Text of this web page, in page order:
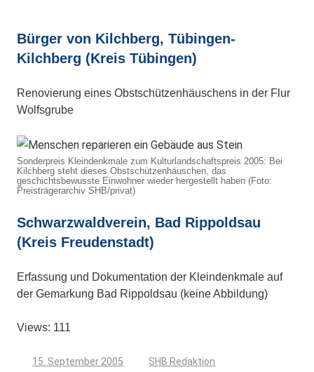
Bürger von Kilchberg, Tübingen-
Kilchberg (Kreis Tübingen)
Renovierung eines Obstschützenhäuschens in der Flur
Wolfsgrube
Sonderpreis Kleindenkmale zum Kulturlandschaftspreis 2005: Bei
Kilchberg steht dieses Obstschützenhäuschen, das
geschichtsbewusste Einwohner wieder hergestellt haben (Foto:
Preisträgerarchiv SHB/privat)
Schwarzwaldverein, Bad Rippoldsau
(Kreis Freudenstadt)
Erfassung und Dokumentation der Kleindenkmale auf
der Gemarkung Bad Rippoldsau (keine Abbildung)
Views: 111
15. September 2005
SHB Redaktion